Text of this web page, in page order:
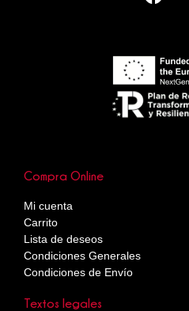
Compra Online
Mi cuenta
Carrito
Lista de deseos
Condiciones Generales
Condiciones de Envío
Textos legales